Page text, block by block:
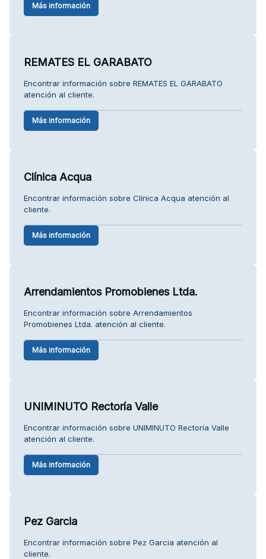
Más información
REMATES EL GARABATO
Encontrar información sobre REMATES EL GARABATO
atención al cliente.
Más información
Clínica Acqua
Encontrar información sobre Clínica Acqua atención al
cliente.
Más información
Arrendamientos Promobienes Ltda.
Encontrar información sobre Arrendamientos
Promobienes Ltda. atención al cliente.
Más información
UNIMINUTO Rectoría Valle
Encontrar información sobre UNIMINUTO Rectoría Valle
atención al cliente.
Más información
Pez Garcia
Encontrar información sobre Pez Garcia atención al
cliente.